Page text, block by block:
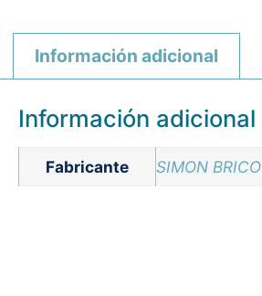
Información adicional
Información adicional
Fabricante SIMON BRICO